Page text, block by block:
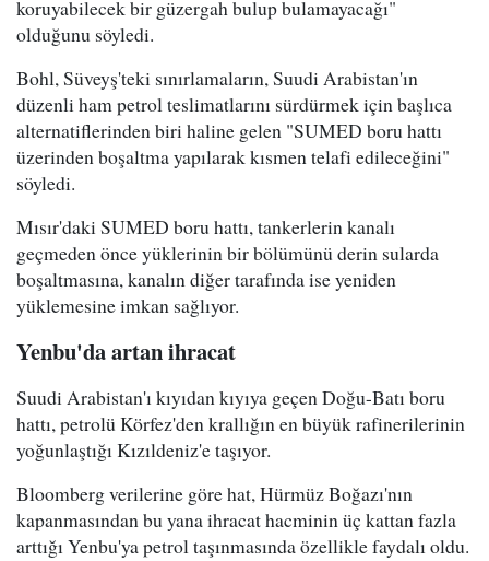
koruyabilecek bir güzergah bulup bulamayacağı"
olduğunu söyledi.
Bohl, Süveyş'teki sınırlamaların, Suudi Arabistan'ın
düzenli ham petrol teslimatlarını sürdürmek için başlıca
alternatiflerinden biri haline gelen "SUMED boru hattı
üzerinden boşaltma yapılarak kısmen telafi edileceğini"
söyledi.
Mısır'daki SUMED boru hattı, tankerlerin kanalı
geçmeden önce yüklerinin bir bölümünü derin sularda
boşaltmasına, kanalın diğer tarafında ise yeniden
yüklemesine imkan sağlıyor.
Yenbu'da artan ihracat
Suudi Arabistan'ı kıyıdan kıyıya geçen Doğu-Batı boru
hattı, petrolü Körfez'den krallığın en büyük rafinerilerinin
yoğunlaştığı Kızıldeniz'e taşıyor.
Bloomberg verilerine göre hat, Hürmüz Boğazı'nın
kapanmasından bu yana ihracat hacminin üç kattan fazla
arttığı Yenbu'ya petrol taşınmasında özellikle faydalı oldu.